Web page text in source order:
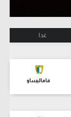
غدا
فاماليساو